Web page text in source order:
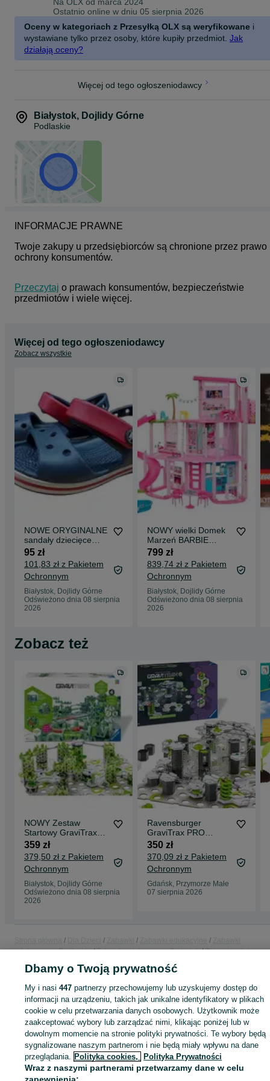
Ostatnio online w dniu 05 sierpnia 2026
Oceny w kategoriach z Przesyłką OLX są weryfikowane i
wystawiane tylko przez osoby, które kupiły przedmiot. Jak
działają oceny?
Więcej od tego ogłoszeniodawcy
Białystok, Dojlidy Górne
Podlaskie
INFORMACJE PRAWNE
Twoje zakupy u przedsiębiorców są chronione przez prawo
ochrony konsumentów.
Przeczytaj o prawach konsumentów, bezpieczeństwie
przedmiotów i wiele więcej.
Więcej od tego ogłoszeniodawcy
Zobacz wszystkie
NOWE ORYGINALNE
sandały dziecięce
Crocs Crocband Kids
r. 22/23
95 zł
101,83 zł z Pakietem
Ochronnym
Białystok, Dojlidy Górne
Odświeżono dnia 08 sierpnia
2026
NOWY wielki Domek
Marzeń BARBIE
Dream House wys.
114cm akcesoria
HMX10
799 zł
839,74 zł z Pakietem
Ochronnym
Białystok, Dojlidy Górne
Odświeżono dnia 08 sierpnia
2026
Zobacz też
NOWY Zestaw
Startowy GraviTrax
SKYTRAX XXL tor
kulkowy
Ravensburger
359 zł
379,50 zł z Pakietem
Ochronnym
Białystok, Dojlidy Górne
Odświeżono dnia 08 sierpnia
2026
Ravensburger
GraviTrax PRO
Drop'n'Roll 27463
zestaw startowy linii
PRO (niekompletny)
350 zł
370,09 zł z Pakietem
Ochronnym
Gdańsk, Przymorze Małe
07 sierpnia 2026
edukacyjne - Podlaskie
Zabawki edukacyjne - Białystok
Zabawki
- Dojlidy Górne
KATEGORIA
ID:1052901884 Wyświetlenia:
Kup
Dbamy o Twoją prywatność
My i nasi447 partnerzy przechowujemy lub uzyskujemy dostęp do
informacji na urządzeniu, takich jak unikalne identyfikatory w plikach
cookie w celu przetwarzania danych osobowych. Użytkownik może
zaakceptować wybory lub zarządzać nimi, klikając poniżej lub w
dowolnym momencie na stronie polityki prywatności. Te wybory będą
sygnalizowane naszym partnerom i nie będą miały wpływu na dane
przeglądania. Polityka cookies, Polityka Prywatności
Wraz z naszymi partnerami przetwarzamy dane w celu